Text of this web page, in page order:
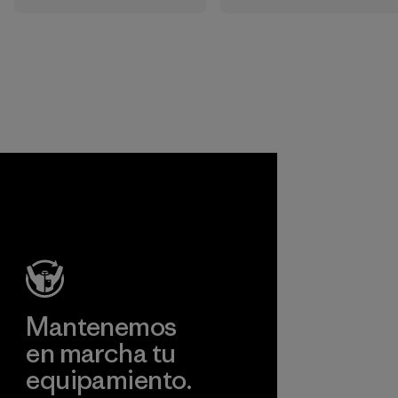
durabilidad.
Material
Mantenemos
en marcha tu
equipamiento.